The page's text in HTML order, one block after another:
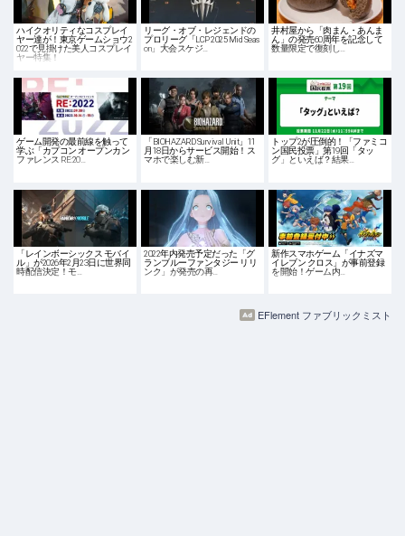
ハイクオリティなコスプレイ
ヤー達が！東京ゲームショウ2
022で見掛けた美人コスプレイ
ヤー特集！
リーグ・オブ・レジェンドの
プロリーグ「LCP 2025 Mid Seas
on」大会スケジ…
井村屋から「肉まん・あんま
ん」の発売60周年を記念して
数量限定で復刻し…
ゲーム開発の最前線を触って
学ぶ「カプコン オープンカン
ファレンス RE:20…
「BIOHAZARD Survival Unit」11
月18日からサービス開始！ス
マホで楽しむ新…
トップ2が圧倒的！「ファミコ
ン国民投票」第19回「タッ
グ」といえば？結果…
「レインボーシックス モバイ
ル」が2026年2月23日に世界同
時配信決定！モ…
2022年内発売予定だった「グ
ランブルーファンタジー リリ
ンク」が発売の再…
新作スマホゲーム「イナズマ
イレブン クロス」が事前登録
を開始！ゲーム内…
EFlement ファブリックミスト